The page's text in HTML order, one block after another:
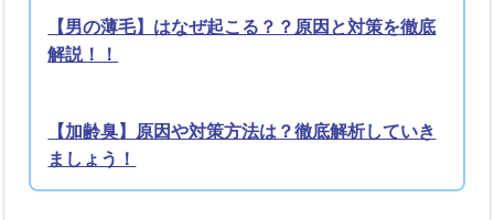
【男の薄毛】はなぜ起こる？？原因と対策を徹底
解説！！
【加齢臭】原因や対策方法は？徹底解析していき
ましょう！